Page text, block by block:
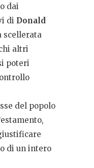
dai
di Donald
scellerata
altri
poteri
del popolo
di un intero